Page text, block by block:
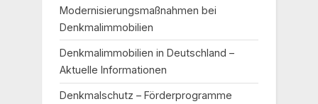
Modernisierungsmaßnahmen bei
Denkmalimmobilien
Denkmalimmobilien in Deutschland –
Aktuelle Informationen
Denkmalschutz – Förderprogramme